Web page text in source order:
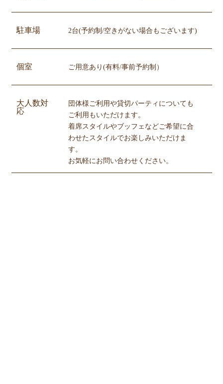
駐車場 2台(予約制/空きがない場合もございます)
個室 ご用意あり(有料/事前予約制）
大人数対
応
団体様ご利用や貸切パーティについても
ご利用もいただけます。
着席スタイルやブッフェなどご希望に合
わせたスタイルでお楽しみいただけま
す。
お気軽にお問い合わせください。